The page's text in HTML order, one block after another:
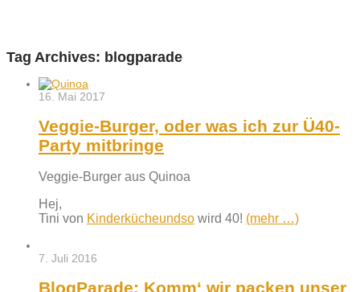
Tag Archives: blogparade
16. Mai 2017
Veggie-Burger, oder was ich zur Ü40-
Party mitbringe
Veggie-Burger aus Quinoa
Hej,
Tini von Kinderkücheundso wird 40! (mehr …)
7. Juli 2016
BlogParade: Komm‘ wir packen unser